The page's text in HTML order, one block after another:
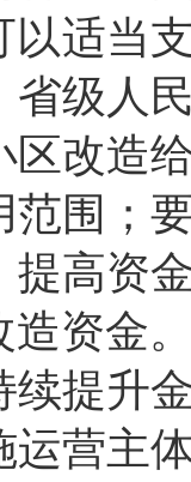
以适当
省级人
区改造
范围；
提高资
造资金
续提升
运营主